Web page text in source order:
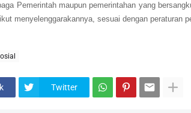
Pemerintah maupun pemerintahan yang
menyelenggarakannya, sesuai dengan peraturan
Twitter